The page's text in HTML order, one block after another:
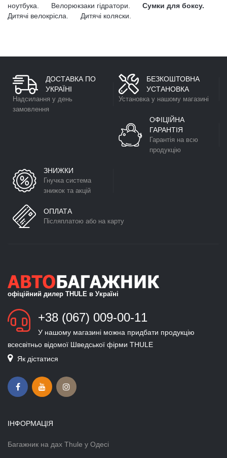
ноутбука.
Велорюкзаки гідратори.
Сумки для боксу.
Дитячі велокрісла.
Дитячі коляски.
ДОСТАВКА ПО
УКРАЇНІ
Надсилання у день
замовлення
БЕЗКОШТОВНА
УСТАНОВКА
Установка у нашому магазині
ОФІЦІЙНА
ГАРАНТІЯ
Гарантія на всю
продукцію
ЗНИЖКИ
Гнучка система
знижок та акцій
ОПЛАТА
Післяплатою або на карту
офіційний дилер THULE в Україні
+38 (067) 009-00-11
У нашому магазині можна придбати продукцію
всесвітньо відомої Шведської фірми THULE
Як дістатися
ІНФОРМАЦІЯ
Багажник на дах Thule у Одесі